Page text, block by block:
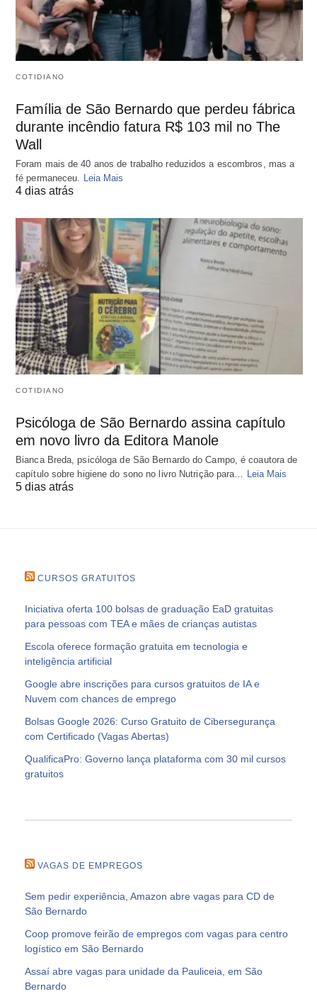
COTIDIANO
Família de São Bernardo que perdeu fábrica
durante incêndio fatura R$ 103 mil no The
Wall
Foram mais de 40 anos de trabalho reduzidos a escombros, mas a
fé permaneceu. Leia Mais
4 dias atrás
COTIDIANO
Psicóloga de São Bernardo assina capítulo
em novo livro da Editora Manole
Bianca Breda, psicóloga de São Bernardo do Campo, é coautora de
capítulo sobre higiene do sono no livro Nutrição para…
Leia Mais
5 dias atrás
CURSOS GRATUITOS
Iniciativa oferta 100 bolsas de graduação EaD gratuitas
para pessoas com TEA e mães de crianças autistas
Escola oferece formação gratuita em tecnologia e
inteligência artificial
Google abre inscrições para cursos gratuitos de IA e
Nuvem com chances de emprego
Bolsas Google 2026: Curso Gratuito de Cibersegurança
com Certificado (Vagas Abertas)
QualificaPro: Governo lança plataforma com 30 mil cursos
gratuitos
VAGAS DE EMPREGOS
Sem pedir experiência, Amazon abre vagas para CD de
São Bernardo
Coop promove feirão de empregos com vagas para centro
logístico em São Bernardo
Assaí abre vagas para unidade da Pauliceia, em São
Bernardo